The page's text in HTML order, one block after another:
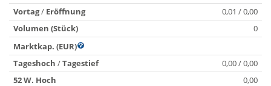
Vortag/ Eröffnung
0,01 / 0,00
Volumen (Stück)
0
Marktkap. (EUR)
Tageshoch /Tagestief
0,00 / 0,00
52 W. Hoch
0,00